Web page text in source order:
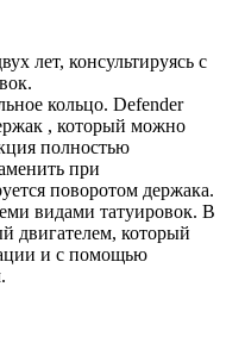
лет, консультируясь с
кольцо. Defender
, который можно
полностью
при
поворотом держака.
видами татуировок. В
двигателем, который
и с помощью